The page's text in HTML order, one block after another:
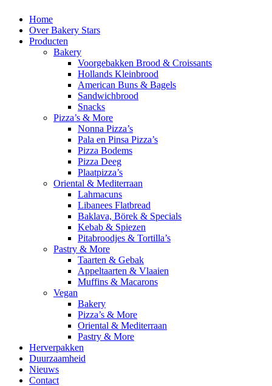
Home
Over Bakery Stars
Producten
Bakery
Voorgebakken Brood & Croissants
Hollands Kleinbrood
American Buns & Bagels
Sandwichbrood
Snacks
Pizza’s & More
Nonna Pizza’s
Pala en Pinsa Pizza’s
Pizza Bodems
Pizza Deeg
Plaatpizza’s
Oriental & Mediterraan
Lahmacuns
Libanees Flatbread
Baklava, Börek & Specials
Kebab & Spiezen
Pitabroodjes & Tortilla’s
Pastry & More
Taarten & Gebak
Appeltaarten & Vlaaien
Muffins & Macarons
Vegan
Bakery
Pizza’s & More
Oriental & Mediterraan
Pastry & More
Herverpakken
Duurzaamheid
Nieuws
Contact